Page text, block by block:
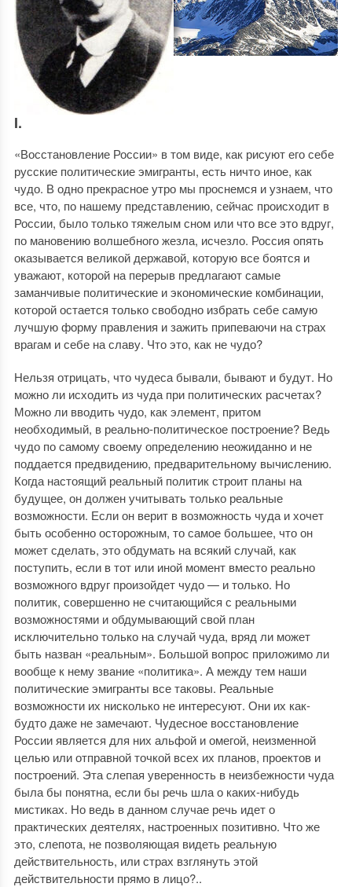
I.
«Восстановление России» в том виде, как рисуют его себе
русские политические эмигранты, есть ничто иное, как
чудо. В одно прекрасное утро мы проснемся и узнаем, что
все, что, по нашему представлению, сейчас происходит в
России, было только тяжелым сном или что все это вдруг,
по мановению волшебного жезла, исчезло. Россия опять
оказывается великой державой, которую все боятся и
уважают, которой на перерыв предлагают самые
заманчивые политические и экономические комбинации,
которой остается только свободно избрать себе самую
лучшую форму правления и зажить припеваючи на страх
врагам и себе на славу. Что это, как не чудо?
Нельзя отрицать, что чудеса бывали, бывают и будут. Но
можно ли исходить из чуда при политических расчетах?
Можно ли вводить чудо, как элемент, притом
необходимый, в реально-политическое построение? Ведь
чудо по самому своему определению неожиданно и не
поддается предвидению, предварительному вычислению.
Когда настоящий реальный политик строит планы на
будущее, он должен учитывать только реальные
возможности. Если он верит в возможность чуда и хочет
быть особенно осторожным, то самое большее, что он
может сделать, это обдумать на всякий случай, как
поступить, если в тот или иной момент вместо реально
возможного вдруг произойдет чудо — и только. Но
политик, совершенно не считающийся с реальными
возможностями и обдумывающий свой план
исключительно только на случай чуда, вряд ли может
быть назван «реальным». Большой вопрос приложимо ли
вообще к нему звание «политика». А между тем наши
политические эмигранты все таковы. Реальные
возможности их нисколько не интересуют. Они их как-
будто даже не замечают. Чудесное восстановление
России является для них альфой и омегой, неизменной
целью или отправной точкой всех их планов, проектов и
построений. Эта слепая уверенность в неизбежности чуда
была бы понятна, если бы речь шла о каких-нибудь
мистиках. Но ведь в данном случае речь идет о
практических деятелях, настроенных позитивно. Что же
это, слепота, не позволяющая видеть реальную
действительность, или страх взглянуть этой
действительности прямо в лицо?..